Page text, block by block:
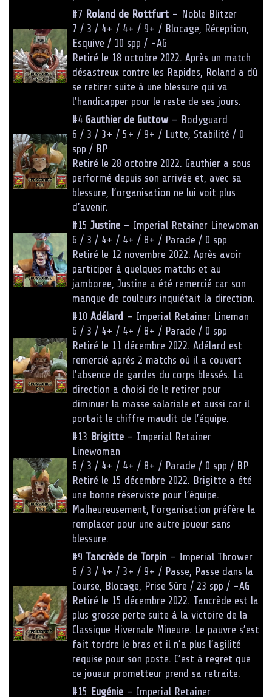
#7 Roland de Rottfurt– Noble Blitzer
7 / 3 / 4+ / 4+ / 9+ / Blocage, Réception,
Esquive / 10 spp / -AG
Retiré le 18 octobre 2022. Après un match
désastreux contre les Rapides, Roland a dû
se retirer suite à une blessure qui va
l’handicapper pour le reste de ses jours.
#4 Gauthier de Guttow– Bodyguard
6 / 3 / 3+ / 5+ / 9+ / Lutte, Stabilité / 0
spp / BP
Retiré le 28 octobre 2022. Gauthier a sous
performé depuis son arrivée et, avec sa
blessure, l’organisation ne lui voit plus
d’avenir.
#15 Justine– Imperial Retainer Linewoman
6 / 3 / 4+ / 4+ / 8+ / Parade / 0 spp
Retiré le 12 novembre 2022. Après avoir
participer à quelques matchs et au
jamboree, Justine a été remercié car son
manque de couleurs inquiétait la direction.
#10 Adélard – Imperial Retainer Lineman
6 / 3 / 4+ / 4+ / 8+ / Parade / 0 spp
Retiré le 11 décembre 2022. Adélard est
remercié après 2 matchs où il a couvert
l’absence de gardes du corps blessés. La
direction a choisi de le retirer pour
diminuer la masse salariale et aussi car il
portait le chiffre maudit de l’équipe.
#13 Brigitte– Imperial Retainer
Linewoman
6 / 3 / 4+ / 4+ / 8+ / Parade / 0 spp / BP
Retiré le 15 décembre 2022. Brigitte a été
une bonne réserviste pour l’équipe.
Malheureusement, l’organisation préfère la
remplacer pour une autre joueur sans
blessure.
#9 Tancrède de Torpin– Imperial Thrower
6 / 3 / 4+ / 3+ / 9+ / Passe, Passe dans la
Course, Blocage, Prise Sûre / 23 spp / -AG
Retiré le 15 décembre 2022. Tancrède est la
plus grosse perte suite à la victoire de la
Classique Hivernale Mineure. Le pauvre s’est
fait tordre le bras et il n’a plus l’agilité
requise pour son poste. C’est à regret que
ce joueur prometteur prend sa retraite.
#15 Eugénie– Imperial Retainer